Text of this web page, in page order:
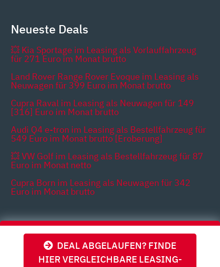
DEAL ABGELAUFEN? FINDE
HIER VERGLEICHBARE LEASING-
Neueste Deals
💥 Kia Sportage im Leasing als Vorlauffahrzeug
für 271 Euro im Monat brutto
Land Rover Range Rover Evoque im Leasing als
Neuwagen für 399 Euro im Monat brutto
Cupra Raval im Leasing als Neuwagen für 149
[316] Euro im Monat brutto
Audi Q4 e-tron im Leasing als Bestellfahrzeug für
549 Euro im Monat brutto [Eroberung]
💥 VW Golf im Leasing als Bestellfahrzeug für 87
Euro im Monat netto
Cupra Born im Leasing als Neuwagen für 342
Euro im Monat brutto